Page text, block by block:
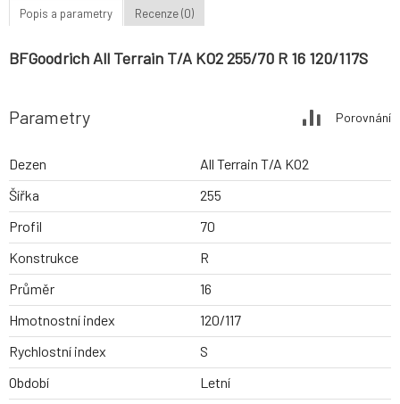
Popis a parametry Recenze (0)
BFGoodrich All Terrain T/A KO2 255/70 R 16 120/117S
Parametry Porovnání
Dezen
All Terrain T/A KO2
Šířka
255
Profil
70
Konstrukce
R
Průměr
16
Hmotnostní index
120/117
Rychlostní index
S
Období
Letní